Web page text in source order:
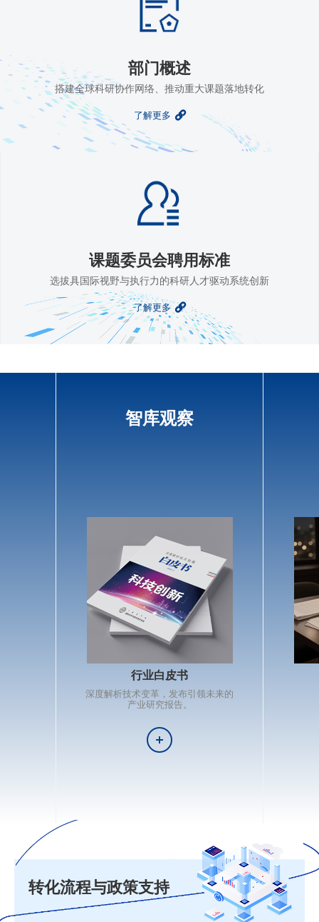
部门概述
搭建全球科研协作网络、推动重大课题落地转化
了解更多
课题委员会聘用标准
选拔具国际视野与执行力的科研人才驱动系统创新
了解更多
智库观察
行业白皮书
深度解析技术变革，发布引领未来的
产业研究报告。
转化流程与政策支持